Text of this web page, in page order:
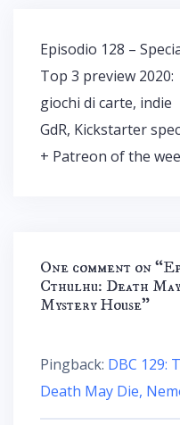
Navigazione
articoli
Episodio 128 –
Top 3 preview 2020:
giochi di carte, indie
GdR, Kickstarter
+ Patreon of the
One comment on “
Cthulhu: Death
Mystery House”
Pingback: DBC 129:
Death May Die,